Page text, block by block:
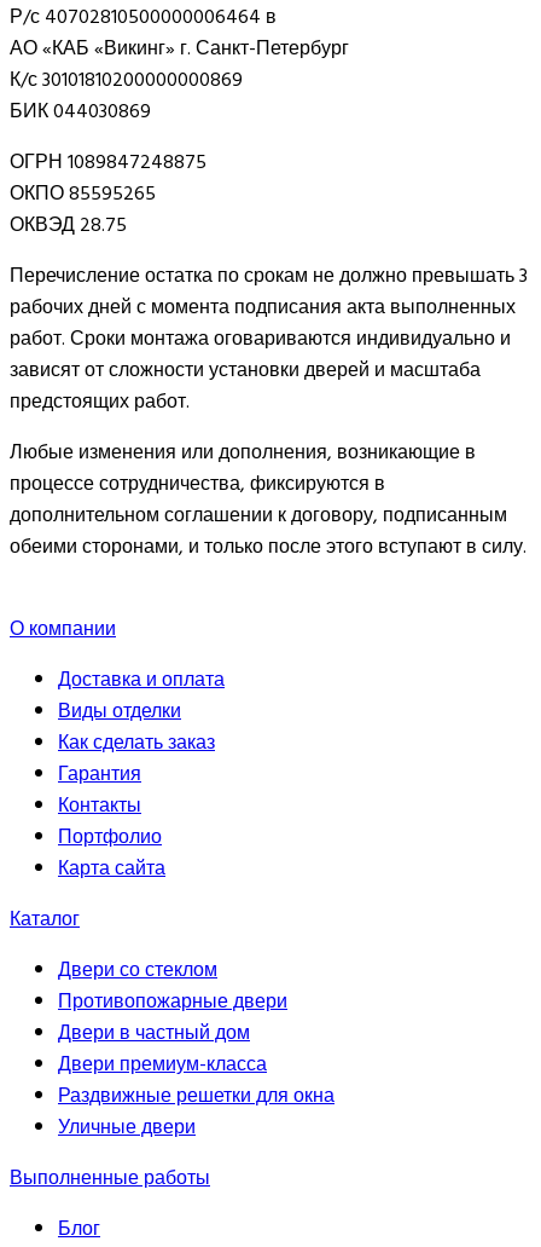
Р/с 40702810500000006464 в
АО «КАБ «Викинг» г. Санкт-Петербург
К/с 30101810200000000869
БИК 044030869
ОГРН 1089847248875
ОКПО 85595265
ОКВЭД 28.75
Перечисление остатка по срокам не должно превышать 3
рабочих дней с момента подписания акта выполненных
работ. Сроки монтажа оговариваются индивидуально и
зависят от сложности установки дверей и масштаба
предстоящих работ.
Любые изменения или дополнения, возникающие в
процессе сотрудничества, фиксируются в
дополнительном соглашении к договору, подписанным
обеими сторонами, и только после этого вступают в силу.
О компании
Доставка и оплата
Виды отделки
Как сделать заказ
Гарантия
Контакты
Портфолио
Карта сайта
Каталог
Двери со стеклом
Противопожарные двери
Двери в частный дом
Двери премиум-класса
Раздвижные решетки для окна
Уличные двери
Выполненные работы
Блог